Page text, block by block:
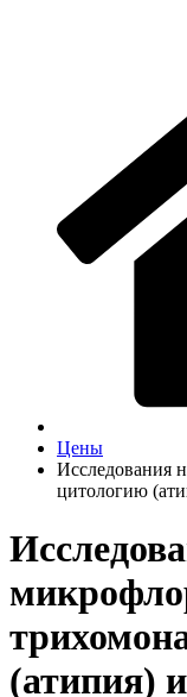
Цены
Исследования
цитологию
(атипия)